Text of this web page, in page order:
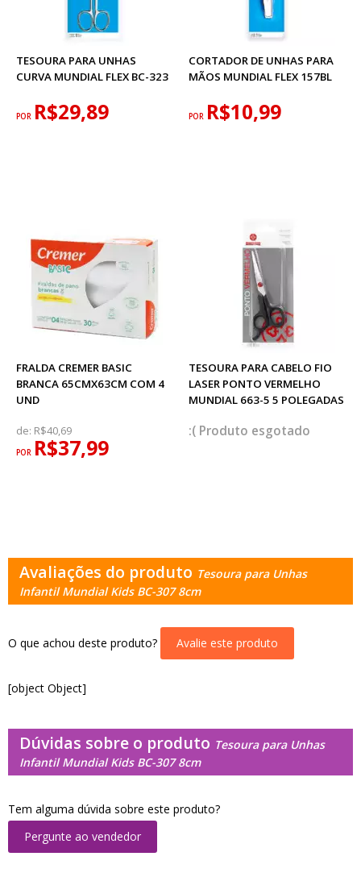
TESOURA PARA UNHAS
CURVA MUNDIAL FLEX BC-323
POR R$29,89
CORTADOR DE UNHAS PARA
MÃOS MUNDIAL FLEX 157BL
POR R$10,99
FRALDA CREMER BASIC
BRANCA 65CMX63CM COM 4
UND
de: R$40,69
POR R$37,99
TESOURA PARA CABELO FIO
LASER PONTO VERMELHO
MUNDIAL 663-5 5 POLEGADAS
esgotado
Avaliações do produto Tesoura para Unhas
Infantil Mundial Kids BC-307 8cm
O que achou deste produto? Avalie este produto
[object Object]
Dúvidas sobre o produto Tesoura para Unhas
Infantil Mundial Kids BC-307 8cm
Tem alguma dúvida sobre este produto?
Pergunte ao vendedor